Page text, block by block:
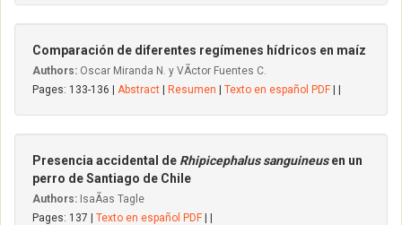
Comparación de diferentes regímenes hídricos en maíz
Authors: Oscar Miranda N. y VÃ­ctor Fuentes C.
Pages: 133-136 | Abstract Resumen Texto en español PDF
Presencia accidental de Rhipicephalus sanguineusen un
perro de Santiago de Chile
Authors: IsaÃ­as Tagle
Pages: 137 | Texto en español PDF